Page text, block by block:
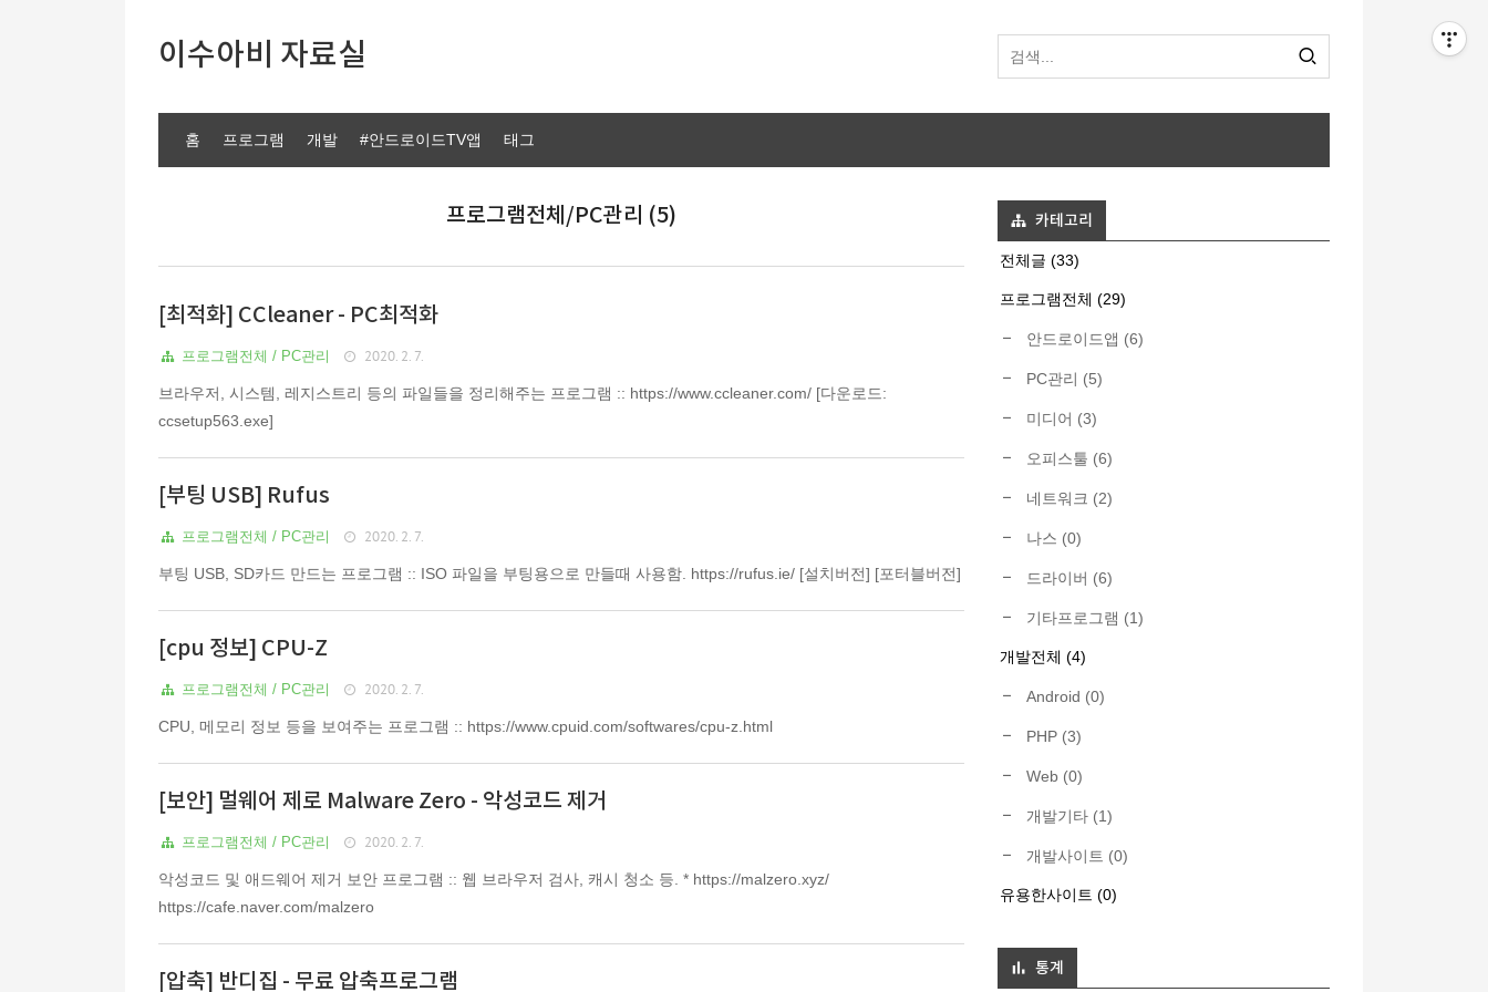
이수아비 자료실
홈 프로그램 개발 #안드로이드TV앱 태그
프로그램전체/PC관리 (5)
[최적화] CCleaner - PC최적화
프로그램전체 / PC관리 2020. 2. 7.
브라우저, 시스템, 레지스트리 등의 파일들을 정리해주는 프로그램 :: https://www.ccleaner.com/ [다운로드:
ccsetup563.exe]
[부팅 USB] Rufus
프로그램전체 / PC관리 2020. 2. 7.
부팅 USB, SD카드 만드는 프로그램 :: ISO 파일을 부팅용으로 만들때 사용함. https://rufus.ie/ [설치버전] [포터블버전]
[cpu 정보] CPU-Z
프로그램전체 / PC관리 2020. 2. 7.
CPU, 메모리 정보 등을 보여주는 프로그램 :: https://www.cpuid.com/softwares/cpu-z.html
[보안] 멀웨어 제로 Malware Zero - 악성코드 제거
프로그램전체 / PC관리 2020. 2. 7.
악성코드 및 애드웨어 제거 보안 프로그램 :: 웹 브라우저 검사, 캐시 청소 등. * https://malzero.xyz/
https://cafe.naver.com/malzero
[압축] 반디집 - 무료 압축프로그램
카테고리
전체글 (33)
프로그램전체 (29)
안드로이드앱 (6)
PC관리 (5)
미디어 (3)
오피스툴 (6)
네트워크 (2)
나스 (0)
드라이버 (6)
기타프로그램 (1)
개발전체 (4)
Android (0)
PHP (3)
Web (0)
개발기타 (1)
개발사이트 (0)
유용한사이트 (0)
통계